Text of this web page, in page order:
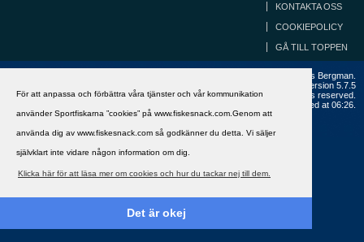
För att anpassa och förbättra våra tjänster och vår kommunikation
använder Sportfiskarna ”cookies” på www.fiskesnack.com.Genom att
använda dig av www.fiskesnack.com så godkänner du detta. Vi säljer
självklart inte vidare någon information om dig.
Klicka här för att läsa mer om cookies och hur du tackar nej till dem.
Det är okej
KONTAKTA OSS
COOKIEPOLICY
GÅ TILL TOPPEN
Copyright ©2002 - 2021, FiskeSnack.com. Grundad 2002 av Anders Bergman.
Version 5.7.5
Copyright © 2026 MH Sub I, LLC dba vBulletin. All rights reserved.
All times are GMT+1. This page was generated at 06:26.